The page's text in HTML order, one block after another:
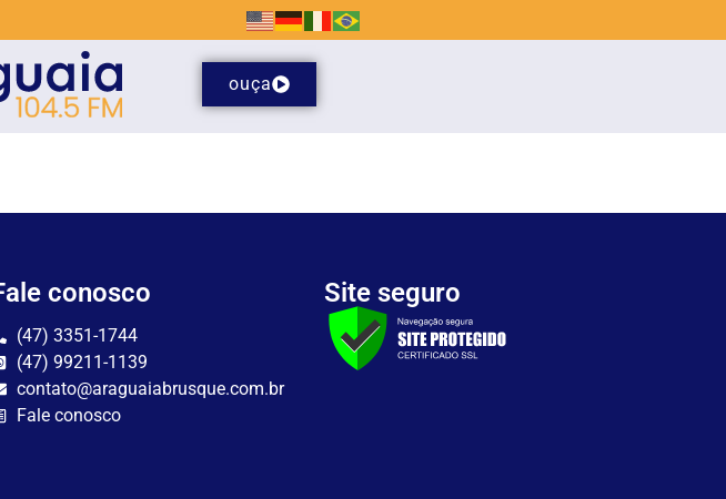
ouça
conosco
(47) 3351-1744
(47) 99211-1139
contato@araguaiabrusque.com.br
Fale conosco
Site seguro